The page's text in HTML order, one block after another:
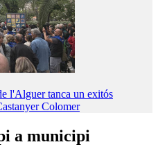
l'Alguer tanca un exitós
Colomer
a municipi